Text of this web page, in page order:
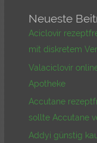
Neueste
Aciclovir
mit diskretem
Valaciclovir
Apotheke
Accutane
sollte Accutane
Addyi günstig